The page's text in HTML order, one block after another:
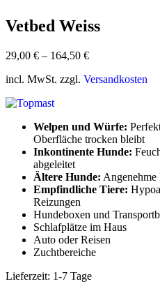
Vetbed Weiss
29,00 € – 164,50 €
incl. MwSt. zzgl. Versandkosten
Welpen und Würfe:
Oberfläche trocken bleibt
Inkontinente Hunde:
abgeleitet
Ältere Hunde:
Empfindliche Tiere:
Reizungen
Hundeboxen und
Schlafplätze im Haus
Auto oder Reisen
Zuchtbereiche
Lieferzeit: 1-7 Tage